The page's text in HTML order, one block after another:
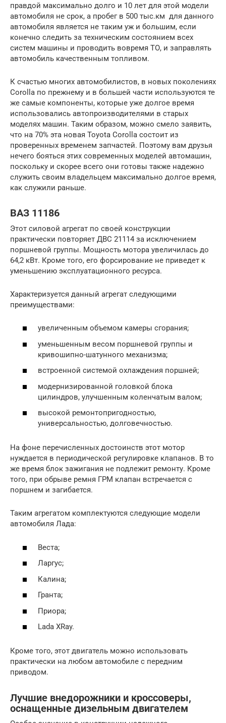
правдой максимально долго и 10 лет для этой модели
автомобиля не срок, а пробег в 500 тыс.км для данного
автомобиля является не таким уж и большим, если
конечно следить за техническим состоянием всех
систем машины и проводить вовремя ТО, и заправлять
автомобиль качественным топливом.
К счастью многих автомобилистов, в новых поколениях
Corolla по прежнему и в большей части используются те
же самые компоненты, которые уже долгое время
использовались автопроизводителями в старых
моделях машин. Таким образом, можно смело заявить,
что на 70% эта новая Toyota Corolla состоит из
проверенных временем запчастей. Поэтому вам друзья
нечего бояться этих современных моделей автомашин,
поскольку и скорее всего они готовы также надежно
служить своим владельцем максимально долгое время,
как служили раньше.
ВАЗ 11186
Этот силовой агрегат по своей конструкции
практически повторяет ДВС 21114 за исключением
поршневой группы. Мощность мотора увеличилась до
64,2 кВт. Кроме того, его форсирование не приведет к
уменьшению эксплуатационного ресурса.
Характеризуется данный агрегат следующими
преимуществами:
увеличенным объемом камеры сгорания;
уменьшенным весом поршневой группы и
кривошипно-шатунного механизма;
встроенной системой охлаждения поршней;
модернизированной головкой блока
цилиндров, улучшенным коленчатым валом;
высокой ремонтопригодностью,
универсальностью, долговечностью.
На фоне перечисленных достоинств этот мотор
нуждается в периодической регулировке клапанов. В то
же время блок зажигания не подлежит ремонту. Кроме
того, при обрыве ремня ГРМ клапан встречается с
поршнем и загибается.
Таким агрегатом комплектуются следующие модели
автомобиля Лада:
Веста;
Ларгус;
Калина;
Гранта;
Приора;
Lada XRay.
Кроме того, этот двигатель можно использовать
практически на любом автомобиле с передним
приводом.
Лучшие внедорожники и кроссоверы,
оснащенные дизельным двигателем